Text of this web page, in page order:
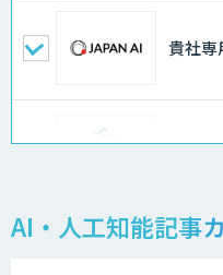
貴社専
異常検
需要予
AI・人工知能記事